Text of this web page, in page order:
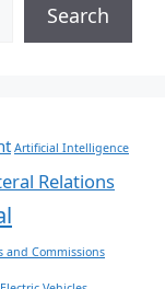
Search
Artificial Intelligence
Relations
and Commissions